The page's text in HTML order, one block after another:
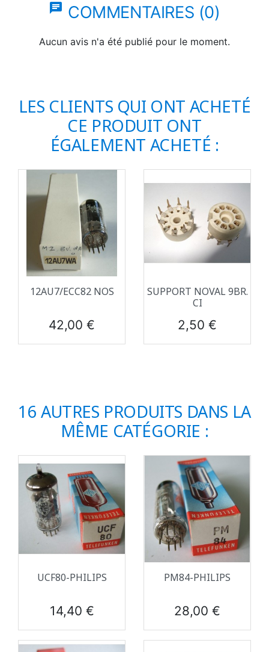
chat COMMENTAIRES (0)
Aucun avis n'a été publié pour le moment.
LES CLIENTS QUI ONT ACHETÉ
CE PRODUIT ONT
ÉGALEMENT ACHETÉ :
12AU7/ECC82 NOS
Prix
42,00 €
SUPPORT NOVAL 9BR.
CI
Prix
2,50 €
16 AUTRES PRODUITS DANS LA
MÊME CATÉGORIE :
UCF80-PHILIPS
Prix
14,40 €
PM84-PHILIPS
Prix
28,00 €